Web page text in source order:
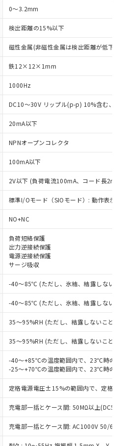
0～3.2mm
検出距離の15%以下
磁性金属(非磁性金属は検出距離が低下し
鉄12×12×1mm
1000Hz
DC10～30V リップル(p-p) 10%含む、
20mA以下
NPNオープンコレクタ
100mA以下
2V以下 (負荷電流100mA、コード長2m
標準I/Oモード（SIOモード）: 動作表示
NO+NC
負荷短絡保護
出力逆接続保護
電源逆接続保護
サージ吸収
-40～85℃ (ただし、氷結、結露しないこ
-40～85℃ (ただし、氷結、結露しないこ
35～95%RH (ただし、結露しないこと)
35～95%RH (ただし、結露しないこと)
-40～+85℃の温度範囲内で、23℃時の
-25～+70℃の温度範囲内で、23℃時の
定格電源電圧±15%の範囲内で、定格
充電部一括とケース間: 50MΩ以上
充電部一括とケース間: AC1000V 50/
いただき、同意のうえ
、当社制御機器事業取扱
庫状況および標準価格
させていただくもので
事業取扱商品の中には、
対象外となる商品もある
び標準価格照会結果は、
更新日時点での社内デー
指令（10物質）の
品が提供可能な商品で
指令（10物質）の非含
切り替える予定のある
RoHS指令（10物質）の
品で、対応品を出す予
調査中または確認中の
ス料など無形物で、有
ない商品です。
り、非含有部品として
と判明した場合などや
とがあります。
表
料含有率が中国RoHSの
とを示します。
料含有率が中国RoHSの
ことを示します。
。当社販売部門へお問
ら貴社製品のうち、外国
国貿易法に定める商品
物等」という）を輸出